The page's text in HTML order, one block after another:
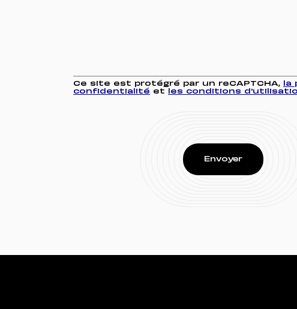
Ce site est protégré par un reCAPTCHA,
la
confidentialité et les conditions